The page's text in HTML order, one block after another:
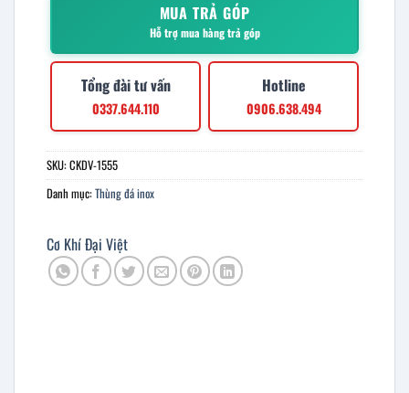
MUA TRẢ GÓP
Hỗ trợ mua hàng trả góp
Tổng đài tư vấn
0337.644.110
Hotline
0906.638.494
SKU:CKDV-1555
Danh mục:Thùng đá inox
Cơ Khí Đại Việt